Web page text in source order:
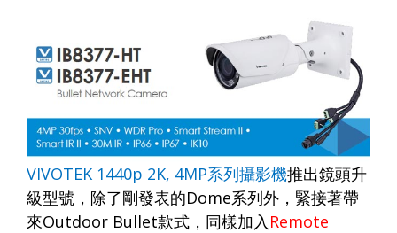
VIVOTEK 1440p 2K, 4MP系列攝影機推出鏡頭升
級型號，除了剛發表的Dome系列外，緊接著帶
來Outdoor Bullet款式 ，同樣加入 Remote